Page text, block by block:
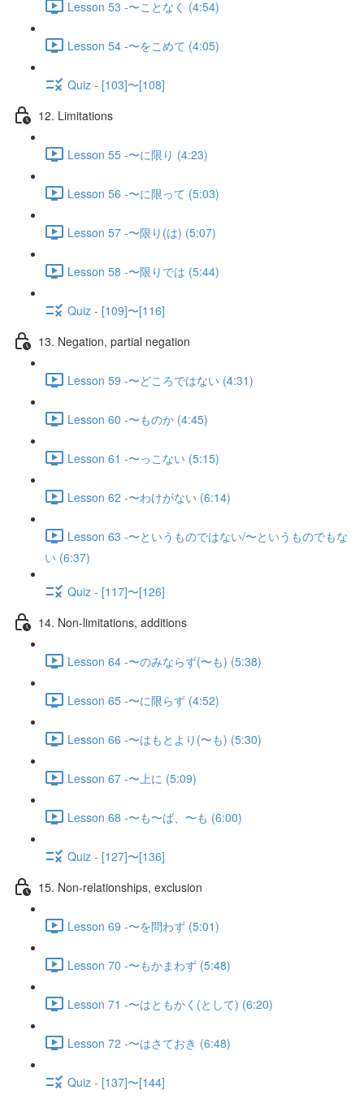
Lesson 53 -〜ことなく (4:54)
Lesson 54 -〜をこめて (4:05)
Quiz - [103]〜[108]
12. Limitations
Lesson 55 -〜に限り (4:23)
Lesson 56 -〜に限って (5:03)
Lesson 57 -〜限り(は) (5:07)
Lesson 58 -〜限りでは (5:44)
Quiz - [109]〜[116]
13. Negation, partial negation
Lesson 59 -〜どころではない (4:31)
Lesson 60 -〜ものか (4:45)
Lesson 61 -〜っこない (5:15)
Lesson 62 -〜わけがない (6:14)
Lesson 63 -〜というものではない/〜というものでもな
い (6:37)
Quiz - [117]〜[126]
14. Non-limitations, additions
Lesson 64 -〜のみならず(〜も) (5:38)
Lesson 65 -〜に限らず (4:52)
Lesson 66 -〜はもとより(〜も) (5:30)
Lesson 67 -〜上に (5:09)
Lesson 68 -〜も〜ば、〜も (6:00)
Quiz - [127]〜[136]
15. Non-relationships, exclusion
Lesson 69 -〜を問わず (5:01)
Lesson 70 -〜もかまわず (5:48)
Lesson 71 -〜はともかく(として) (6:20)
Lesson 72 -〜はさておき (6:48)
Quiz - [137]〜[144]